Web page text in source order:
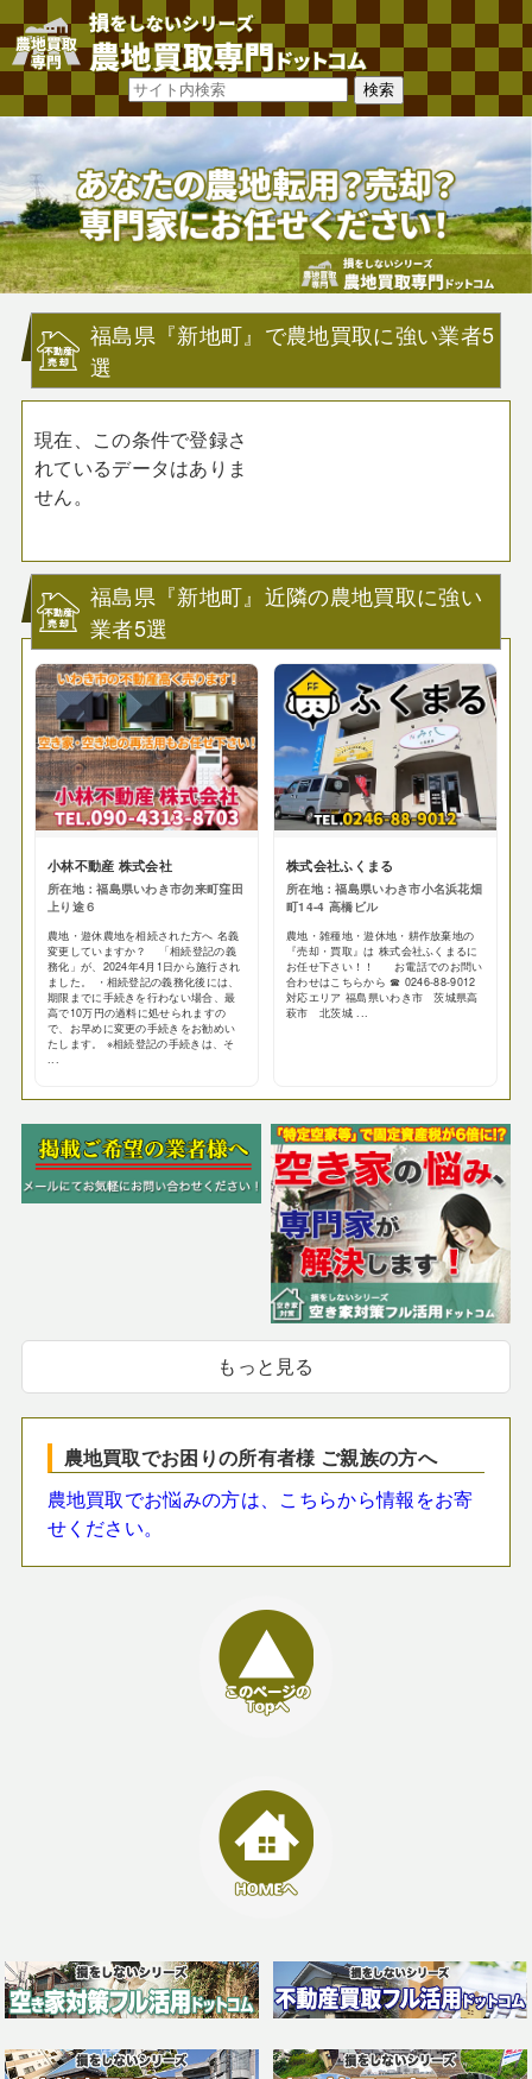
福島県『新地町』で農地買取に強い業者5
選
現在、この条件で登録さ
れているデータはありま
せん。
福島県『新地町』近隣の農地買取に強い
業者5選
小林不動産 株式会社
所在地：福島県いわき市勿来町窪田
上り途６
農地・遊休農地を相続された方へ 名義
変更していますか？ 「相続登記の義
務化」が、2024年4月1日から施行され
ました。 ・相続登記の義務化後には、
期限までに手続きを行わない場合、最
高で10万円の過料に処せられますの
で、お早めに変更の手続きをお勧めい
たします。 ※相続登記の手続きは、そ
...
株式会社ふくまる
所在地：福島県いわき市小名浜花畑
町14-4 高橋ビル
農地・雑種地・遊休地・耕作放棄地の
『売却・買取』は 株式会社ふくまるに
お任せ下さい！！ お電話でのお問い
合わせはこちらから ☎ 0246-88-9012
対応エリア 福島県いわき市 茨城県高
萩市 北茨城 ...
もっと見る
農地買取でお困りの所有者様 ご親族の方へ
農地買取でお悩みの方は、こちらから情報をお寄
せください。